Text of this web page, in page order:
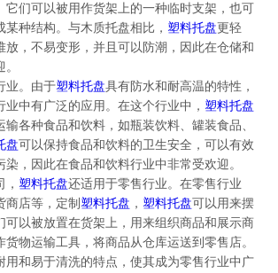
它们可以被用作货架上的一种临时支架，也可
某种结构。与木质托盘相比， 塑料托盘更轻
放，不易变形，并且可以防潮，因此在仓储和
业。由于塑料托盘具有防水和耐高温的特性，
业中有广泛的应用。在这个行业中， 塑料托盘
各种食品和饮料，如瓶装饮料、罐装食品、
盘可以保持食品和饮料的卫生安全，可以有效
，因此在食品和饮料行业中非常受欢迎。
， 塑料托盘还适用于零售行业。在零售行业
商店等，定制 塑料托盘 ， 塑料托盘可以用来摆
可以被放置在货架上，用来组织商品和展示商
物运输工具，将商品从仓库运送到零售店。
用和易于清洗的特点，使其成为零售行业中广